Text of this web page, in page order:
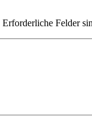
Erforderliche Felder